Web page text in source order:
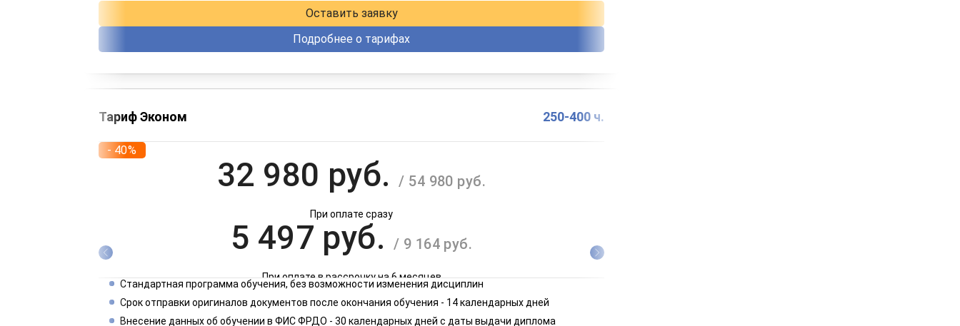
Оставить заявку
Подробнее о тарифах
Тариф Эконом 250-400 ч.
- 40%
32 980 руб./ 54 980 руб.
При оплате сразу
5 497 руб. / 9 164 руб.
При оплате в рассрочку на 6 месяцев
2 749 руб./ 4 582 руб.
Стандартная программа обучения, без возможности изменения дисциплин
Срок отправки оригиналов документов после окончания обучения - 14 календарных дней
Внесение данных об обучении в ФИС ФРДО - 30 календарных дней с даты выдачи диплома